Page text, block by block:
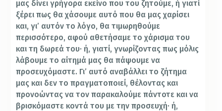
μας δίνει γρήγορα εκείνο που του ζητούμε, ή γιατί
ξέρει πως θα χάσουμε αυτό που θα μας χαρίσει
και, γι’ αυτόν το λόγο, θα τιμωρηθούμε
περισσότερο, αφού αθετήσαμε το χάρισμα του
και τη δωρεά του· ή, γιατί, γνωρίζοντας πως μόλις
λάβουμε το αίτημά μας θα πάψουμε να
προσευχόμαστε. Γι’ αυτό αναβάλλει το ζήτημα
μας και δεν το πραγματοποιεί, θέλοντας και
προνοώντας να τον παρακαλούμε πάντοτε και να
βρισκόμαστε κοντά του με την προσευχή· ή,